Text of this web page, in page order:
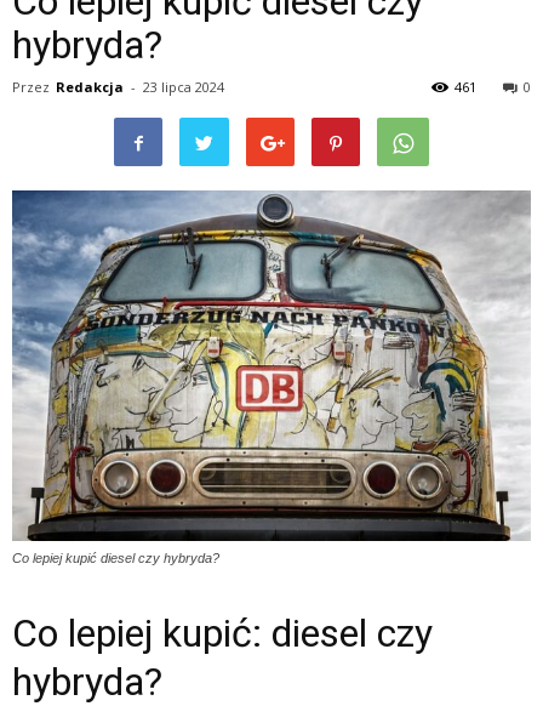
hybryda?
Przez Redakcja - 23 lipca 2024 0
461
Co lepiej kupić diesel czy hybryda?
Co lepiej kupić: diesel czy
hybryda?